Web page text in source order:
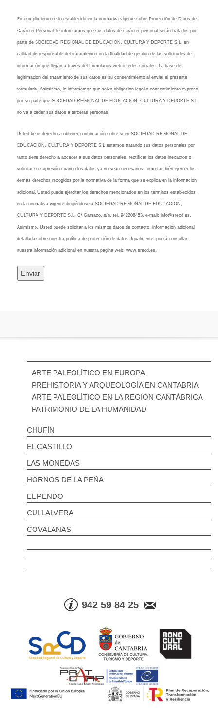
En cumplimiento de lo establecido en la normativa vigente sobre Protección de Datos de
Carácter Personal, le informamos que sus datos de carácter personal serán tratados por
parte de SOCIEDAD REGIONAL DE EDUCACION, CULTURA Y DEPORTE S.L, en
calidad de responsable del tratamiento con la finalidad de gestión de las solicitudes de
información que llegan a través del formularios web o redes sociales. La base de
legitimación del tratamiento de sus datos es su consentimiento al enviar el presente
formulario. Asimismo, le informamos que salvo obligación legal o consentimiento expreso
por su parte que SOCIEDAD REGIONAL DE EDUCACION, CULTURA Y DEPORTE S.L
no va a ceder sus datos a terceras personas.
Usted tiene derecho a obtener confirmación sobre si en SOCIEDAD REGIONAL DE
EDUCACION, CULTURA Y DEPORTE S.L estamos tratando sus datos personales por
tanto tiene derecho a acceder a sus datos personales, rectificar los datos inexactos o
solicitar su supresión cuando los datos ya no sean necesarios como también ejercer los
demás derechos recogidos por la normativa de la forma que se explica en la información
adicional. Usted puede ejercitar los derechos mencionados en los términos establecidos
en la normativa vigente dirigiéndose a SOCIEDAD REGIONAL DE EDUCACION,
CULTURA Y DEPORTE S.L, C/ Gamazo, s/n, tel. 942208453, e-mail: info@srecd.es.
Asimismo, Usted puede solicitar a los mismos datos de contacto, información adicional
detallada sobre nuestra política de protección de datos. Igualmente, podrá consultar
nuestra información adicional en nuestra página web: www.srecd.es.
ARTE PALEOLÍTICO EN EUROPA
PREHISTORIA Y ARQUEOLOGÍA EN CANTABRIA
ARTE PALEOLÍTICO EN LA REGIÓN CANTÁBRICA
PATRIMONIO DE LA HUMANIDAD
CHUFÍN
EL CASTILLO
LAS MONEDAS
HORNOS DE LA PEÑA
EL PENDO
CULLALVERA
COVALANAS
942 59 84 25